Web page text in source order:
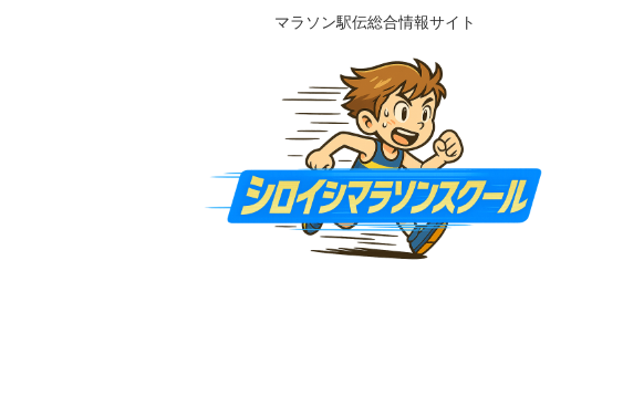
マラソン駅伝総合情報サイト